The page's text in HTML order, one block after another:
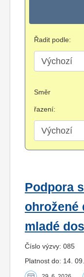
Řadit podle:
Směr
řazení:
Podpora
ohrožené
mladé
Číslo výzvy: 085
Platnost do: 14.